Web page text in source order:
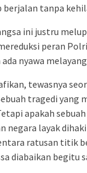
tanpa
ini justru
peran
nyawa
tewasnya
tragedi yang
apakah
negara layak
ratusan titik
diabaikan begitu